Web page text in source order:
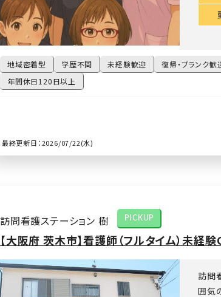
地域密着型 学歴不問 未経験歓迎 復帰・ブランク歓
年間休日120日以上
最終更新日：2026/07/22(水)
訪問看護ステーション 樹 PICKUP
【大阪府 茨木市】看護師（フルタイム）未
訪問
囲気